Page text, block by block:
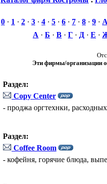
0 · 1 · 2 · 3 · 4 · 5 · 6 · 7 · 8 · 9 ·
А · Б · В · Г · Д · Е ·
Эти фирмы/организации
Раздел:
Copy Center
- проджа оргтехнки,
Раздел:
Coffee Room
- кофейня, горячие блюда,